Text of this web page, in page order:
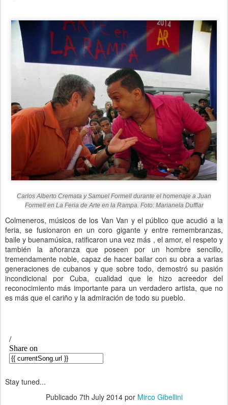
Carlos Alberto Cremata y Samuel Formell durante el homenaje a Juan
Formell en La Feria de Arte en la Rampa. Foto: Marianela Dufflar
Colmeneros, músicos de los Van Van y el público que acudió a la
feria, se fusionaron en un coro gigante y entre remembranzas,
baile y buenamúsica, ratificaron una vez más , el amor, el respeto y
también la añoranza que poseen por un hombre sencillo,
tremendamente noble, capaz de hacer bailar con su obra a varias
generaciones de cubanos y que sobre todo, demostró su pasión
incondicional por Cuba, cualidad que le hizo acreedor del
reconocimiento más importante para un verdadero artista, que no
es más que el cariño y la admiración de todo su pueblo.
Stay tuned...
Publicado 7th July 2014por Mirco Gibellini